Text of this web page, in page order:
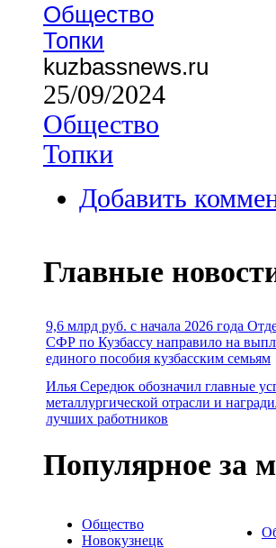
Общество
Топки
kuzbassnews.ru
25/09/2024
Общество
Топки
Добавить
Главные
9,6 млрд руб. с начала 2026 года
СФР по Кузбассу направило на
единого пособия кузбасским семьям
Илья Середюк обозначил главные
металлургической отрасли и
лучших работников
Популярное за
Общество
Новокузнецк